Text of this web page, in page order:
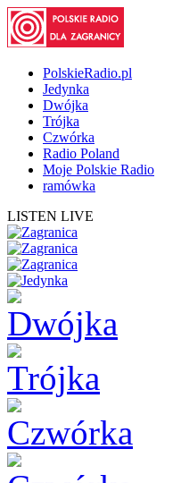
PolskieRadio.pl
Jedynka
Dwójka
Trójka
Czwórka
Radio Poland
Moje Polskie Radio
ramówka
LISTEN LIVE